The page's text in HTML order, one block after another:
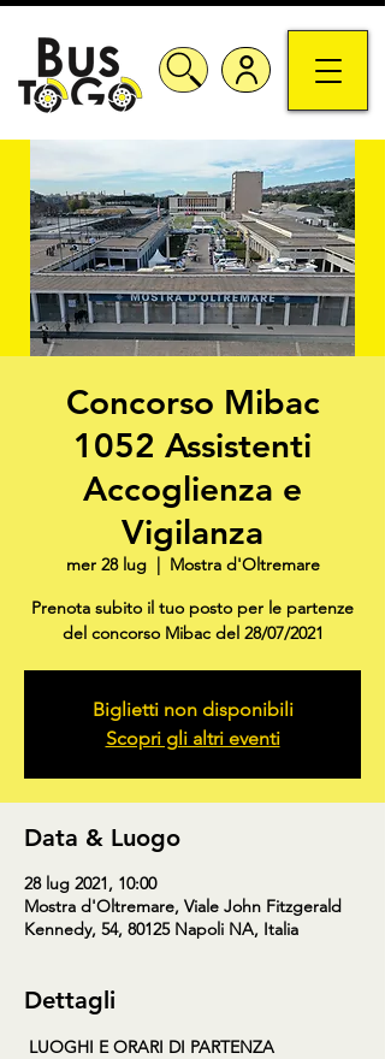
Concorso Mibac
1052 Assistenti
Accoglienza e
Vigilanza
mer 28 lug
  |
Mostra d'Oltremare
Prenota subito il tuo posto per le partenze
del concorso Mibac del 28/07/2021
Biglietti non disponibili
Scopri gli altri eventi
Data & Luogo
28 lug 2021, 10:00
Mostra d'Oltremare, Viale John Fitzgerald
Kennedy, 54, 80125 Napoli NA, Italia
Dettagli
LUOGHI E ORARI DI PARTENZA